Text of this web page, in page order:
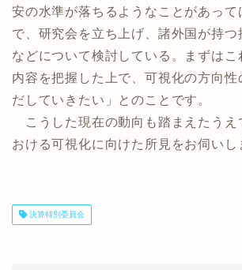
安の水準が落ちるようなことがあって
で、研究会を立ち上げ、諸外国が持つ
などについて検討している。まずはこ
内容を把握した上で、可視化の方向性
だしていきたい」とのことです。
こうした現在の動向も踏まえたうえ
おける可視化に向けた所見をお伺いし
決算特別委員会